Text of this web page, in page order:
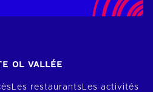
OL VALLÉE
Les restaurantsLes activités